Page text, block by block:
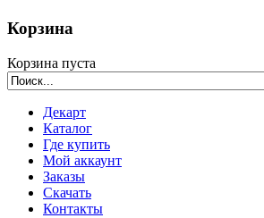
Корзина
Корзина пуста
Декарт
Каталог
Где купить
Мой аккаунт
Заказы
Скачать
Контакты